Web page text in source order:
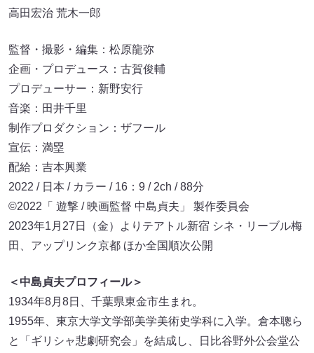
高田宏治 荒木一郎
監督・撮影・編集：松原龍弥
企画・プロデュース：古賀俊輔
プロデューサー：新野安行
音楽：田井千里
制作プロダクション：ザフール
宣伝：満塁
配給：吉本興業
2022 / 日本 / カラー / 16：9 / 2ch / 88分
©2022「 遊撃 / 映画監督 中島貞夫」 製作委員会
2023年1月27日（金）よりテアトル新宿 シネ・リーブル梅
田、アップリンク京都 ほか全国順次公開
＜中島貞夫プロフィール＞
1934年8月8日、千葉県東金市生まれ。
1955年、東京大学文学部美学美術史学科に入学。倉本聰ら
と「ギリシャ悲劇研究会」を結成し、日比谷野外公会堂公